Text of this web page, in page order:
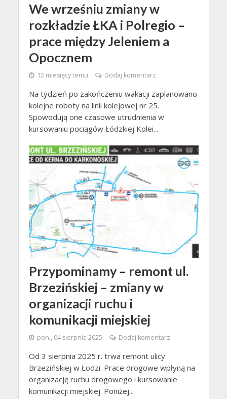
We wrześniu zmiany w
rozkładzie ŁKA i Polregio –
prace między Jeleniem a
Opocznem
12 miesięcy temu Dodaj komentarz
Na tydzień po zakończeniu wakacji zaplanowano
kolejne roboty na linii kolejowej nr 25.
Spowodują one czasowe utrudnienia w
kursowaniu pociągów Łódzkiej Kolei...
Przypominamy – remont ul.
Brzezińskiej – zmiany w
organizacji ruchu i
komunikacji miejskiej
pon., 04 sierpnia 2025 Dodaj komentarz
Od 3 sierpnia 2025 r. trwa remont ulicy
Brzezińskiej w Łodzi. Prace drogowe wpłyną na
organizację ruchu drogowego i kursowanie
komunikacji miejskiej. Poniżej...